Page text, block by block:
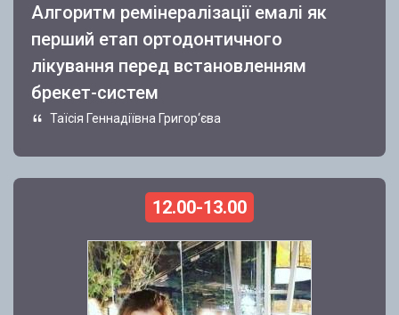
Алгоритм ремінералізації емалі як
перший етап ортодонтичного
лікування перед встановленням
брекет-систем
Таїсія Геннадіївна Григор‘єва
12.00-13.00